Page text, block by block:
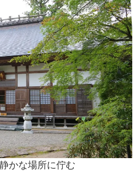
かな場所に佇む